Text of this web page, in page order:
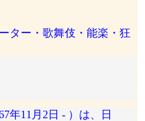
ター・歌舞伎・能楽・狂
年11月2日 - ）は、日